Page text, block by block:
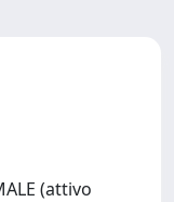
(attivo